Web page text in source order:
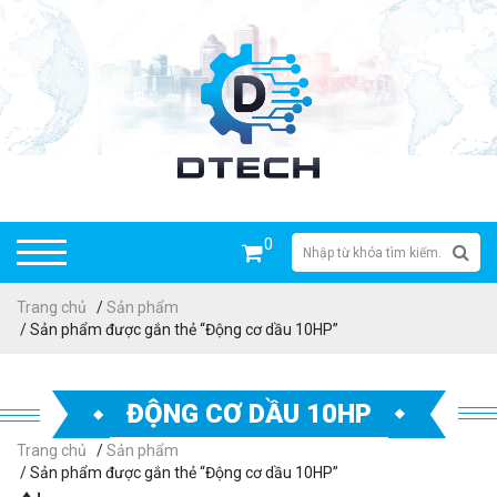
0
Trang chủ /Sản phẩm
/ Sản phẩm được gắn thẻ “Động cơ dầu 10HP”
ĐỘNG CƠ DẦU 10HP
Trang chủ /Sản phẩm
/ Sản phẩm được gắn thẻ “Động cơ dầu 10HP”